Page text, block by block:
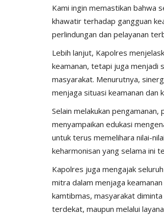
Kami ingin memastikan bahwa
khawatir terhadap gangguan
perlindungan dan pelayanan
Lebih lanjut, Kapolres
keamanan, tetapi juga menjadi
masyarakat. Menurutnya,
menjaga situasi keamanan dan
Selain melakukan
menyampaikan edukasi
untuk terus memelihara nilai-
keharmonisan yang selama ini
Kapolres juga mengajak
mitra dalam menjaga
kamtibmas, masyarakat
terdekat, maupun melalui